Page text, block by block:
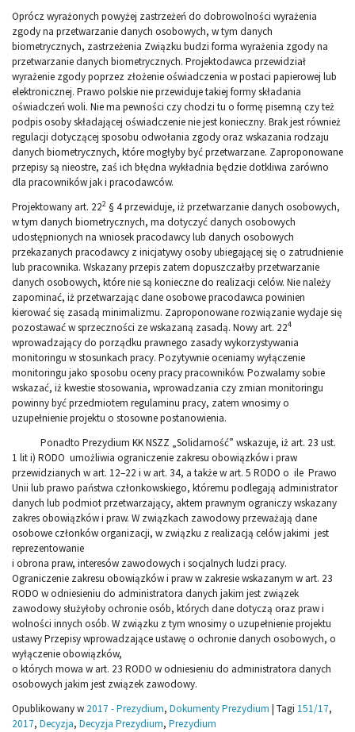
Oprócz wyrażonych powyżej zastrzeżeń do dobrowolności wyrażenia
zgody na przetwarzanie danych osobowych, w tym danych
biometrycznych, zastrzeżenia Związku budzi forma wyrażenia zgody na
przetwarzanie danych biometrycznych. Projektodawca przewidział
wyrażenie zgody poprzez złożenie oświadczenia w postaci papierowej lub
elektronicznej. Prawo polskie nie przewiduje takiej formy składania
oświadczeń woli. Nie ma pewności czy chodzi tu o formę pisemną czy też
podpis osoby składającej oświadczenie nie jest konieczny. Brak jest również
regulacji dotyczącej sposobu odwołania zgody oraz wskazania rodzaju
danych biometrycznych, które mogłyby być przetwarzane. Zaproponowane
przepisy są nieostre, zaś ich błędna wykładnia będzie dotkliwa zarówno
dla pracowników jak i pracodawców.
Projektowany art. 222 § 4 przewiduje, iż przetwarzanie danych osobowych,
w tym danych biometrycznych, ma dotyczyć danych osobowych
udostępnionych na wniosek pracodawcy lub danych osobowych
przekazanych pracodawcy z inicjatywy osoby ubiegającej się o zatrudnienie
lub pracownika. Wskazany przepis zatem dopuszczałby przetwarzanie
danych osobowych, które nie są konieczne do realizacji celów. Nie należy
zapominać, iż przetwarzając dane osobowe pracodawca powinien
kierować się zasadą minimalizmu. Zaproponowane rozwiązanie wydaje się
pozostawać w sprzeczności ze wskazaną zasadą. Nowy art. 224
wprowadzający do porządku prawnego zasady wykorzystywania
monitoringu w stosunkach pracy. Pozytywnie oceniamy wyłączenie
monitoringu jako sposobu oceny pracy pracowników. Pozwalamy sobie
wskazać, iż kwestie stosowania, wprowadzania czy zmian monitoringu
powinny być przedmiotem regulaminu pracy, zatem wnosimy o
uzupełnienie projektu o stosowne postanowienia.
Ponadto Prezydium KK NSZZ „Solidarność” wskazuje, iż art. 23 ust.
1 lit i) RODO umożliwia ograniczenie zakresu obowiązków i praw
przewidzianych w art. 12–22 i w art. 34, a także w art. 5 RODO o ile Prawo
Unii lub prawo państwa członkowskiego, któremu podlegają administrator
danych lub podmiot przetwarzający, aktem prawnym ograniczy wskazany
zakres obowiązków i praw. W związkach zawodowy przeważają dane
osobowe członków organizacji, w związku z realizacją celów jakimi jest
reprezentowanie
i obrona praw, interesów zawodowych i socjalnych ludzi pracy.
Ograniczenie zakresu obowiązków i praw w zakresie wskazanym w art. 23
RODO w odniesieniu do administratora danych jakim jest związek
zawodowy służyłoby ochronie osób, których dane dotyczą oraz praw i
wolności innych osób. W związku z tym wnosimy o uzupełnienie projektu
ustawy Przepisy wprowadzające ustawę o ochronie danych osobowych, o
wyłączenie obowiązków,
o których mowa w art. 23 RODO w odniesieniu do administratora danych
osobowych jakim jest związek zawodowy.
Opublikowany w 2017 - Prezydium, Dokumenty Prezydium | Tagi 151/17,
2017, Decyzja, Decyzja Prezydium, Prezydium